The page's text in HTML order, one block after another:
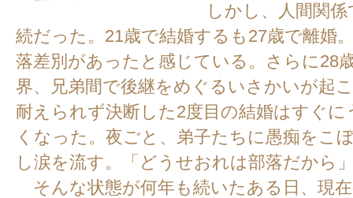
しかし、人間関係
続だった。21歳で結婚するも27歳で離婚
落差別があったと感じている。さらに28
界、兄弟間で後継をめぐるいさかいが起
耐えられず決断した2度目の結婚はすぐ
くなった。夜ごと、弟子たちに愚痴をこ
し涙を流す。「どうせおれは部落だ
そんな状態が何年も続いたある日、現